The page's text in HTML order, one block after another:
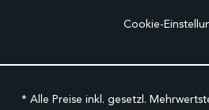
Cookie-
* Alle Preise inkl. gesetzl.